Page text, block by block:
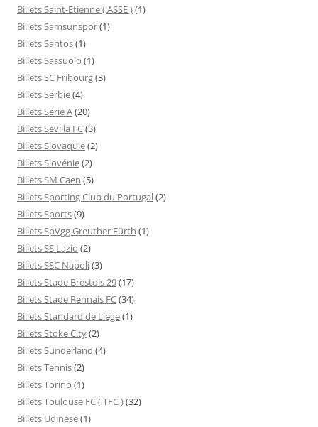
Billets Saint-Etienne ( ASSE )(1)
Billets Samsunspor(1)
Billets Santos(1)
Billets Sassuolo (1)
Billets SC Fribourg(3)
Billets Serbie(4)
Billets Serie A(20)
Billets Sevilla FC(3)
Billets Slovaquie(2)
Billets Slovénie(2)
Billets SM Caen (5)
Billets Sporting Club du Portugal(2)
Billets Sports(9)
Billets SpVgg Greuther Fürth (1)
Billets SS Lazio (2)
Billets SSC Napoli(3)
Billets Stade Brestois 29(17)
Billets Stade Rennais FC(34)
Billets Standard de Liege(1)
Billets Stoke City(2)
Billets Sunderland (4)
Billets Tennis(2)
Billets Torino (1)
Billets Toulouse FC ( TFC )(32)
Billets Udinese(1)